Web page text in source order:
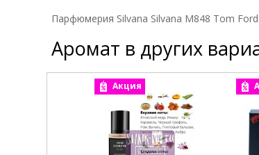
Парфюмерия Silvana Silvana M848 Tom
Аромат в других
Акция